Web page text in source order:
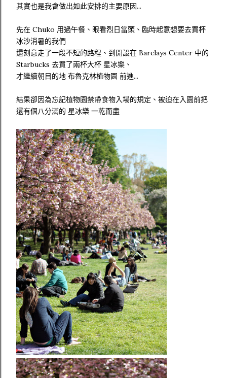
其實也是我會做出如此安排的主要原因...
先在 Chuko 用過午餐、眼看烈日當頭、臨時起意想要去買杯
冰沙消暑的我們
還刻意走了一段不短的路程、到開設在 Barclays Center 中的
Starbucks 去買了兩杯大杯 星冰樂、
才繼續朝目的地 布魯克林植物園 前進...
結果卻因為忘記植物園禁帶食物入場的規定、被迫在入園前把
還有個八分滿的 星冰樂 一乾而盡